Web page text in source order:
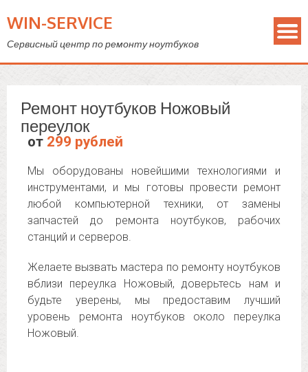
WIN-SERVICE
Сервисный центр по ремонту ноутбуков
Ремонт ноутбуков Ножовый
переулок
от 299 рублей
Мы оборудованы новейшими технологиями и
инструментами, и мы готовы провести ремонт
любой компьютерной техники, от замены
запчастей до ремонта ноутбуков, рабочих
станций и серверов.
Желаете вызвать мастера по ремонту ноутбуков
вблизи переулка Ножовый, доверьтесь нам и
будьте уверены, мы предоставим лучший
уровень ремонта ноутбуков около переулка
Ножовый.